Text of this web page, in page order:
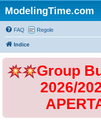
ModelingTime.com
FAQ Regole
Indice
Group
2026/